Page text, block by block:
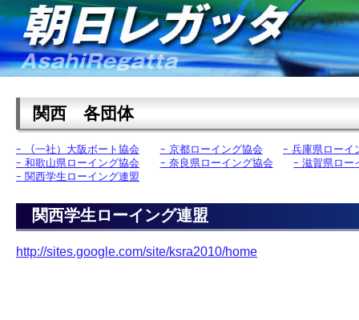
関西 各団体
ｰ （一社）大阪ボート協会 ｰ 京都ローイング協会
ｰ 兵庫県ローイ
ｰ 和歌山県ローイング協会
ｰ 奈良県ローイング協会
ｰ 滋賀県ロー
ｰ 関西学生ローイング連盟
関西学生ローイング連盟
http://sites.google.com/site/ksra2010/home